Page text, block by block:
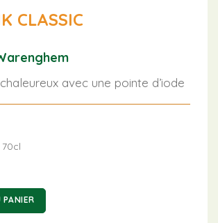
CLASSIC
avec une pointe d’iode
PANIER